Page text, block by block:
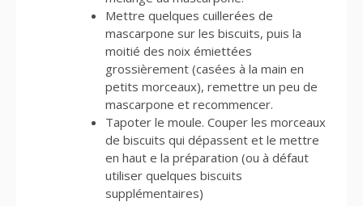
Mettre quelques cuillerées de
mascarpone sur les biscuits, puis la
moitié des noix émiettées
grossièrement (casées à la main en
petits morceaux), remettre un peu de
mascarpone et recommencer.
Tapoter le moule. Couper les morceaux
de biscuits qui dépassent et le mettre
en haut e la préparation (ou à défaut
utiliser quelques biscuits
supplémentaires)